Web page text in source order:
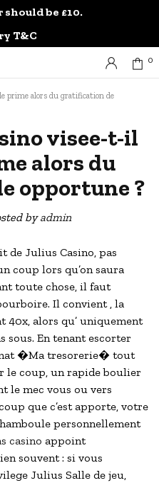
be £10.
T&C
0
prime alors du gratification de
visee-t-il
alors du
opportune ?
byadmin
Julius Casino, pas
coup lors qu’on saura
toute chose, il faut
Il convient , la
40x, alors qu’ uniquement
sous. En tenant escorter
�Ma tresorerie� tout
le coup, un rapide boulier
le mec vous ou vers
que c’est apporte, votre
personnellement
casino appoint
souvent : si vous
Julius Salle de jeu,